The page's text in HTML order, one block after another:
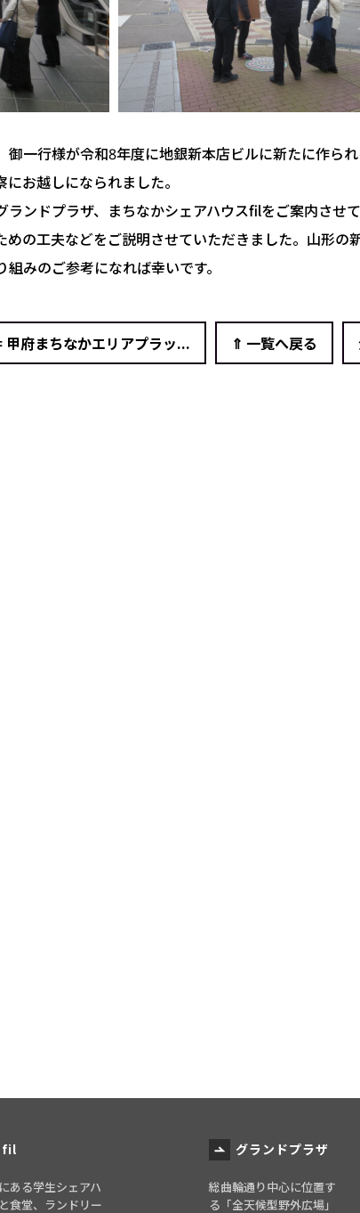
一行様が令和8年度に地銀新本店ビルに新たに作ら
お越しになられました。
ランドプラザ、まちなかシェアハウスfilをご案内させ
めの工夫などをご説明させていただきました。山形
みのご参考になれば幸いです。
府まちなかエリアプラッ... ⇑ 一覧へ戻る
fil
ある学生シェアハ
食堂、ランドリー
グランドプラザ
総曲輪通り中心に位置す
る「全天候型野外広場」